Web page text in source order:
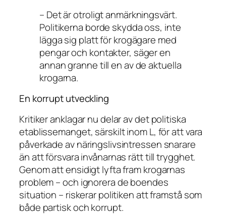
– Det är otroligt anmärkningsvärt.
Politikerna borde skydda oss, inte
lägga sig platt för krogägare med
pengar och kontakter, säger en
annan granne till en av de aktuella
krogarna.
En korrupt utveckling
Kritiker anklagar nu delar av det politiska
etablissemanget, särskilt inom L, för att vara
påverkade av näringslivsintressen snarare
än att försvara invånarnas rätt till trygghet.
Genom att ensidigt lyfta fram krogarnas
problem – och ignorera de boendes
situation – riskerar politiken att framstå som
både partisk och korrupt.